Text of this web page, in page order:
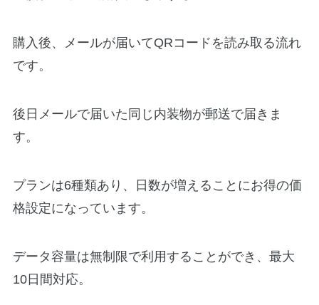
購入後、メールが届いてQRコードを読み取る流れ
です。
後日メールで届いた同じ内装物が郵送で届きま
す。
プランは6種類あり、日数が増えることにお得の価
格設定になっています。
データ容量は無制限で利用することができ、最大
10日間対応。